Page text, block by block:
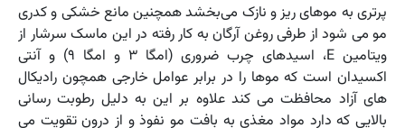
پرتری به موهای ریز و نازک می‌بخشد همچنین مانع خشکی و کدری
مو می شود از طرفی روغن آرگان به کار رفته در این ماسک سرشار از
ویتامین E، اسیدهای چرب ضروری (امگا 3 و امگا 9) و آنتی
اکسیدان است که موها را در برابر عوامل خارجی همچون رادیکال
های آزاد محافظت می کند علاوه بر این به دلیل رطوبت رسانی
بالایی که دارد مواد مغذی به بافت مو نفوذ و از درون تقویت می